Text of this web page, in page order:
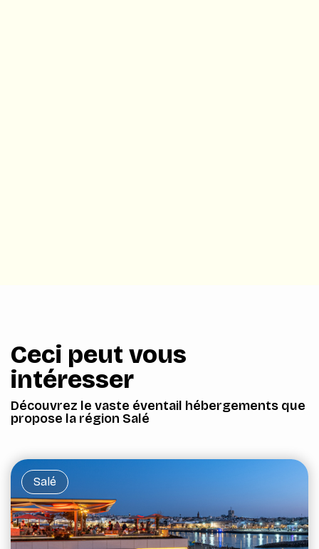
Ceci peut vous
intéresser
Découvrez le vaste éventail hébergements que
propose la région Salé
Salé